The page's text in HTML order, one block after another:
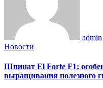
admin
Новости
Шпинат El Forte F1:
выращивания полезного